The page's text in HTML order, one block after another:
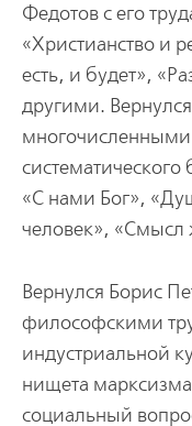
Федотов с его
«Христианство и
есть, и будет»,
другими.
«С нами Бог»,
человек», «Смысл
Вернулся Борис
философскими
индустриальной
нищета
социальный